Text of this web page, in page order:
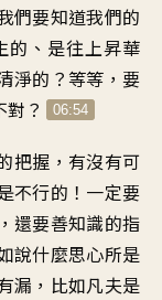
們要知道我們的
的 、 是往上昇華
淨的？等等 ，要
對 ？ 06:54
把握 ， 有沒有可
不行的 ！ 一定要
，還要善知識的指
說什麼思心所是
漏 ， 比如凡夫是